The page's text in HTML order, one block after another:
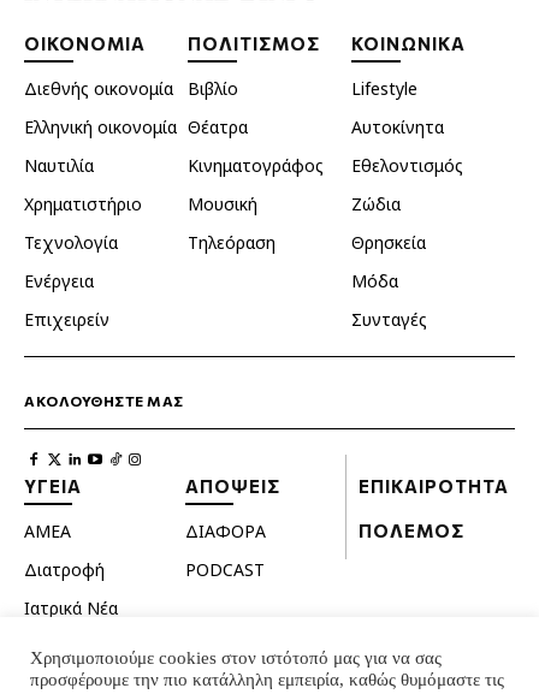
ΟΙΚΟΝΟΜΙΑ
Διεθνής οικονομία
Ελληνική οικονομία
Ναυτιλία
Χρηματιστήριο
Τεχνολογία
Ενέργεια
Επιχειρείν
ΠΟΛΙΤΙΣΜΟΣ
Βιβλίο
Θέατρα
Κινηματογράφος
Μουσική
Τηλεόραση
ΚΟΙΝΩΝΙΚΑ
Lifestyle
Αυτοκίνητα
Εθελοντισμός
Ζώδια
Θρησκεία
Μόδα
Συνταγές
ΑΚΟΛΟΥΘΗΣΤΕ ΜΑΣ
ΥΓΕΙΑ
ΑΜΕΑ
Διατροφή
Ιατρικά Νέα
Ομορφιά
ΑΠΟΨΕΙΣ
ΔΙΑΦΟΡΑ
PODCAST
ΕΠΙΚΑΙΡΟΤΗΤΑ
ΠΟΛΕΜΟΣ
Χρησιμοποιούμε cookies στον ιστότοπό μας για να σας
προσφέρουμε την πιο κατάλληλη εμπειρία, καθώς θυμόμαστε τις